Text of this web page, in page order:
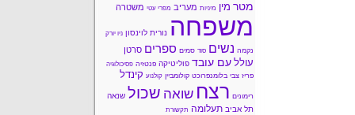
מטר מין מיניות מעריב מפרי עטי משטרה
משפחה נורית לוינסון ניו יורק
נקמה נשים סוד סמים ספרים סרטן
עולל עם עובד פוליטיקה פנטזיה פסיכולוגיה
פריז צבי בלומנפרוכט קולומביין קולנוע קינדל
רימונים רצח שואה שכול שנאה
תל אביב תעלומה תקשורת